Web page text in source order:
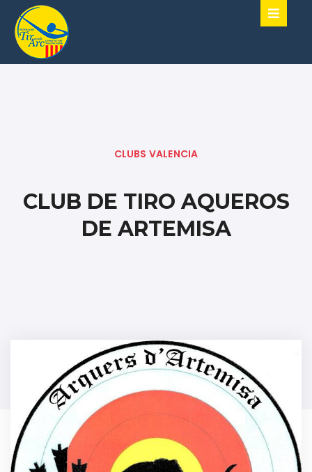
CLUBS VALENCIA
CLUB DE TIRO AQUEROS
DE ARTEMISA